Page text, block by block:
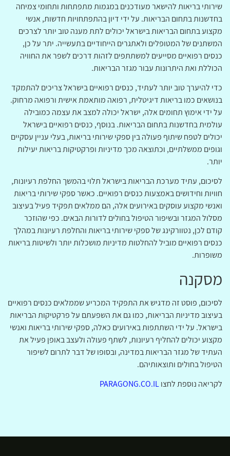
שירותי בריאות להישאר מעודכנים במגמות מתפתחות ותחומי צמיחה
בחדשנות בתחום הבריאות. על ידי דיון בהתפתחויות חדשות, אנשי
מקצוע בתחום הבריאות בישראל יכולים לתת מענה טוב יותר לצרכים
המשתנים של המטופלים ולאתגרים הייחודיים בתעשייה. יתר על כן,
כנסים רפואיים מסייעים למשתתפים לזהות דרכים לשפר את החוויה
הכוללת ואת היתרונות עבור מגזר הבריאות.
כדי להיערך טוב יותר לעתיד, כנסים רפואיים בישראל צריכים להתמקד
בנושאים כמו בריאות דיגיטלית, רפואה מותאמת אישית ורפואה מרחוק.
על ידי אימוץ תחומים אלה, ישראל יכולה למצב את עצמה כמובילה
עולמית בחדשנות בתחום הבריאות. בנוסף, כנסים רפואיים בישראל
יכולים לטפח שיתוף פעולה בין ספקי שירותי בריאות, בעלי עניין עסקיים
וגופים ממשלתיים, וכתוצאה מכך מדיניות ופרקטיקות בריאות יעילות
יותר.
לסיכום, עתיד מערכת הבריאות בישראל תלוי בהמשך החלפת רעיונות,
חוויות וחידושים באמצעות כנסים רפואיים. כאשר ספקי שירותי בריאות
ואנשי מקצוע עוסקים באירועים אלה, הם ממלאים תפקיד פעיל בעיצוב
מסלול המגזר ובשיפור הטיפול בחולים לדורות הבאים. כפי שהוזכר
קודם לכן, נטוורקינג של ספקי שירותי בריאות והחלפת רעיונות במהלך
כנסים רפואיים מוביל להחלטות מדיניות מושכלות יותר ולשיטות בריאות
משופרות.
מסקנה
לסיכום, פוסט זה מדגיש את התפקיד המכריע שממלאים כנסים רפואיים
בעיצוב מדיניות הבריאות, כמו גם את השפעתם על פרקטיקות הבריאות
בישראל. על ידי השתתפות באירועים כאלה, ספקי שירותי בריאות ואנשי
מקצוע יכולים להחליף רעיונות, לשתף פעולה ולעצב באופן פעיל את
העתיד של מגזר הבריאות במדינה, ובסופו של דבר לתרום לשיפור
הטיפול בחולים ותוצאותיהם.
לקריאה נוספת לחצוPARAGONG.CO.IL